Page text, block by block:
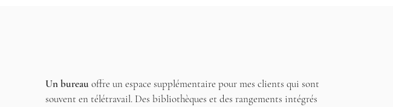
Un bureau offre un espace supplémentaire pour mes clients qui sont
souvent en télétravail. Des bibliothèques et des rangements intégrés